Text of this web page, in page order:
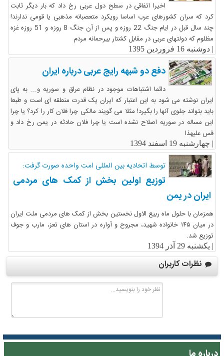
اخیرا اتفاقی در سطح دول عربی رخ داد که بار دیگر ثابت
کرد که سران کشورهای عرب اساسا رویکرد متعصبانه مذهبی یا قومی ندارند!
چند سال قبل در ایام جنگ 22 روزه و پس از آن جنگ 8 روزه و 51 روزه غزه
مظلوم که دولتهای عربی در مقابل کشتار بیرحمانه مردم
دوشنبه 16 فروردین 1395
دفع دو شبهه رایج عربی درباره ایران
دائما اشتباهات موجود در نظام عراق و سوریه و... به پای
ایران نوشته می شود به این اعتبار که ایران یک قدرت منطقه ای است و طبعا
باید بتواند جلوی آنها را بگیرد! مثلا می گویند مالکی چرا فلان کار را کرد؟ یا چرا
این مساله در سوریه اصلاح نشده است یا چرا فلان حادثه در یمن رخ داد و
قس علیهذا
چهارشنبه 19 اسفند 1394
توسط اتحادیه بین المللی امت واحده صورت گرفت:
توزیع اولین بخش از کمک های مردمی
ایران در یمن
همزمان با حلول ماه ربیع الاول نخستین بخش از کمک های مردمی ملت ایران
در میان ۱۴۵ خانواده شهید، مجروح و آواره در استان های تعز، مارب و جوف
توزیع شد.
یکشنبه 29 آذر 1394
نظرات کاربران